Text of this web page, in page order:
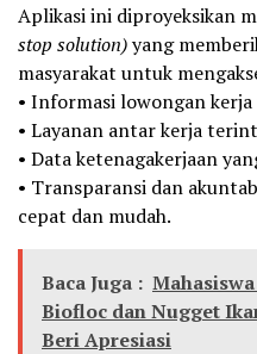
Aplikasi ini diproyeksikan
stop solution)yang
masyarakat untuk
• Informasi lowongan
• Layanan antar kerja
• Data ketenagakerjaan
• Transparansi dan
cepat dan mudah.
Baca Juga :
Biofloc dan Nugget
Beri Apresiasi